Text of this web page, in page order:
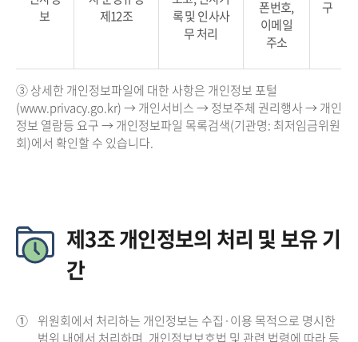
보
제12조
록 및 인사사
무 처리
폰번호,
이메일
주소
구
③ 상세한 개인정보파일에 대한 사항은 개인정보 포털
(www.privacy.go.kr) → 개인서비스 → 정보주체 권리행사 → 개인
정보 열람등 요구 → 개인정보파일 목록검색(기관명: 최저임금위원
회)에서 확인할 수 있습니다.
제3조 개인정보의 처리 및 보유 기
간
① 위원회에서 처리하는 개인정보는 수집·이용 목적으로 명시한
범위 내에서 처리하며, 개인정보보호법 및 관련 법령에 따라 등